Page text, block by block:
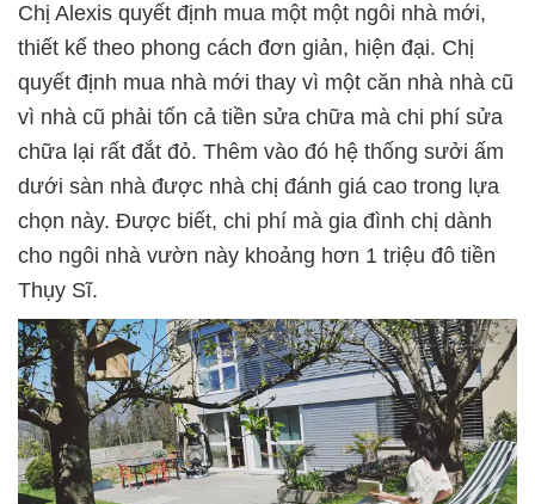
Chị Alexis quyết định mua một một ngôi nhà mới,
thiết kế theo phong cách đơn giản, hiện đại. Chị
quyết định mua nhà mới thay vì một căn nhà nhà cũ
vì nhà cũ phải tốn cả tiền sửa chữa mà chi phí sửa
chữa lại rất đắt đỏ. Thêm vào đó hệ thống sưởi ấm
dưới sàn nhà được nhà chị đánh giá cao trong lựa
chọn này. Được biết, chi phí mà gia đình chị dành
cho ngôi nhà vườn này khoảng hơn 1 triệu đô tiền
Thụy Sĩ.